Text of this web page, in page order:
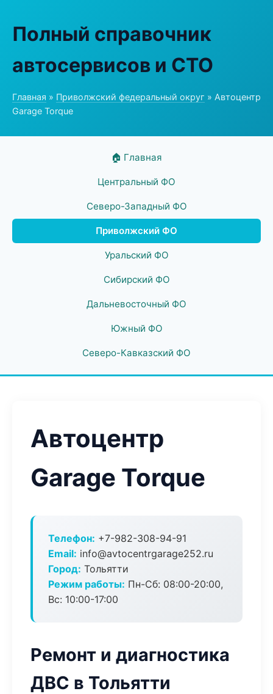
Полный справочник
автосервисов и СТО
Главная » Приволжский федеральный округ » Автоцентр
Garage Torque
🏠 Главная
Центральный ФО
Северо-Западный ФО
Приволжский ФО
Уральский ФО
Сибирский ФО
Дальневосточный ФО
Южный ФО
Северо-Кавказский ФО
Автоцентр
Garage Torque
Телефон: +7-982-308-94-91
Email: info@avtocentrgarage252.ru
Город: Тольятти
Режим работы: Пн-Сб: 08:00-20:00,
Вс: 10:00-17:00
Ремонт и диагностика
ДВС в Тольятти